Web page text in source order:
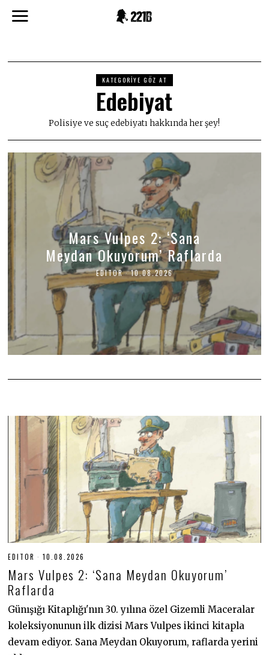
KATEGORIYE GÖZ AT
Edebiyat
Polisiye ve suç edebiyatı hakkında her şey!
Mars Vulpes 2: ‘Sana
Meydan Okuyorum’ Raflarda
EDITOR 10.08.20261
0
.
0
2
0
2
6
EDITOR 10.08.2026
.
2
0
2
6
Mars Vulpes 2: ‘Sana Meydan Okuyorum’
Raflarda
Günışığı Kitaplığı'nın 30. yılına özel Gizemli Maceralar
koleksiyonunun ilk dizisi Mars Vulpes ikinci kitapla
devam ediyor. Sana Meydan Okuyorum, raflarda yerini